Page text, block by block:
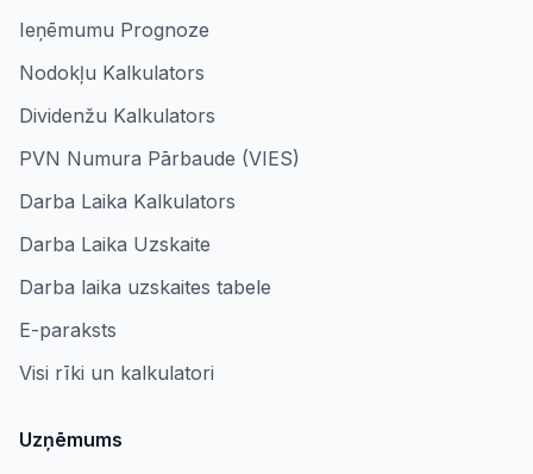
Ieņēmumu Prognoze
Nodokļu Kalkulators
Dividenžu Kalkulators
PVN Numura Pārbaude (VIES)
Darba Laika Kalkulators
Darba Laika Uzskaite
Darba laika uzskaites tabele
E-paraksts
Visi rīki un kalkulatori
Uzņēmums